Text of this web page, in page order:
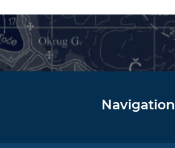
Navigation